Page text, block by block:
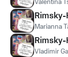
Valentina
Marianna
Vladimir